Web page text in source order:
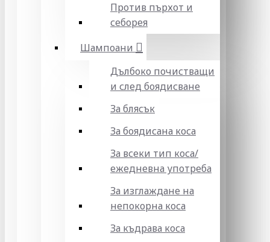
Против пърхот и
себорея
Шампоани
Дълбоко почистващи
и след боядисване
За блясък
За боядисана коса
За всеки тип коса/
ежедневна употреба
За изглаждане на
непокорна коса
За къдрава коса